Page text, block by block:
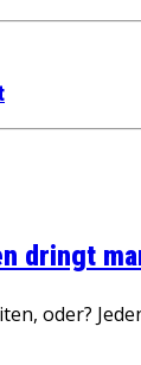
dringt
oder?